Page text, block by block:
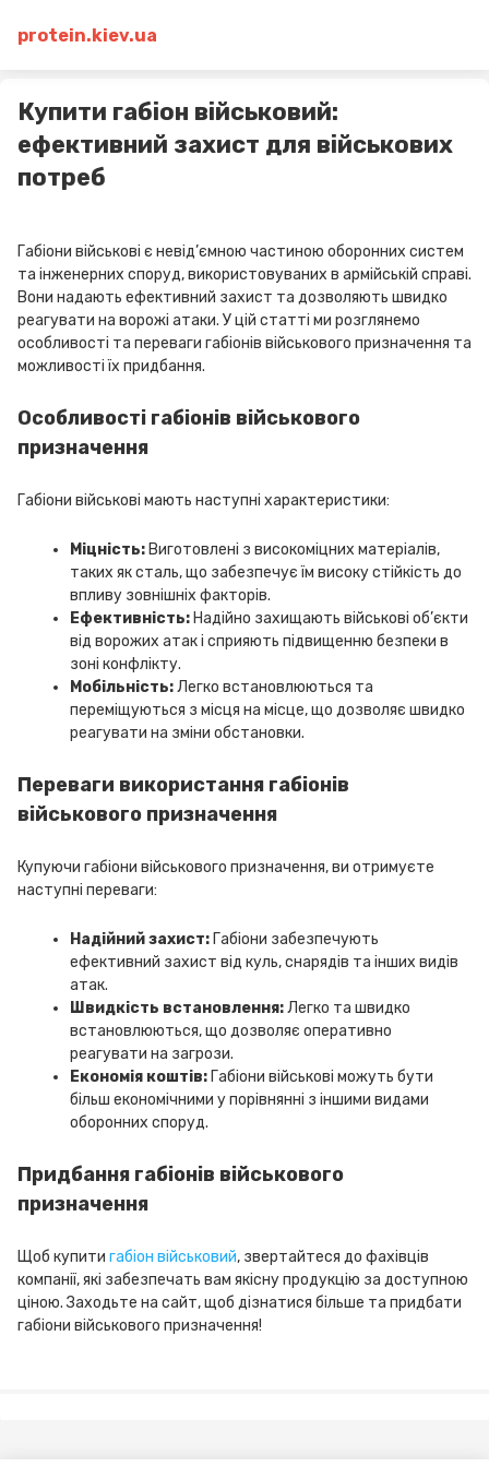
protein.kiev.ua
Купити габіон військовий:
ефективний захист для військових
потреб
Габіони військові є невід’ємною частиною оборонних систем
та інженерних споруд, використовуваних в армійській справі.
Вони надають ефективний захист та дозволяють швидко
реагувати на ворожі атаки. У цій статті ми розглянемо
особливості та переваги габіонів військового призначення та
можливості їх придбання.
Особливості габіонів військового
призначення
Габіони військові мають наступні характеристики:
Міцність: Виготовлені з високоміцних матеріалів,
таких як сталь, що забезпечує їм високу стійкість до
впливу зовнішніх факторів.
Ефективність: Надійно захищають військові об’єкти
від ворожих атак і сприяють підвищенню безпеки в
зоні конфлікту.
Мобільність:Легко встановлюються та
переміщуються з місця на місце, що дозволяє швидко
реагувати на зміни обстановки.
Переваги використання габіонів
військового призначення
Купуючи габіони військового призначення, ви отримуєте
наступні переваги:
Надійний захист: Габіони забезпечують
ефективний захист від куль, снарядів та інших видів
атак.
Швидкість встановлення:Легко та швидко
встановлюються, що дозволяє оперативно
реагувати на загрози.
Економія коштів: Габіони військові можуть бути
більш економічними у порівнянні з іншими видами
оборонних споруд.
Придбання габіонів військового
призначення
Щоб купити габіон військовий, звертайтеся до фахівців
компанії, які забезпечать вам якісну продукцію за доступною
ціною. Заходьте на сайт, щоб дізнатися більше та придбати
габіони військового призначення!